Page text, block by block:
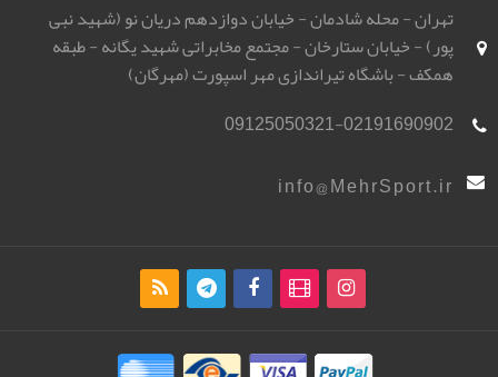
تهران - محله شادمان - خیابان دوازدهم دریان نو (شهید نبی
پور) - خیابان ستارخان - مجتمع مخابراتی شهید یگانه - طبقه
همکف - باشگاه تیراندازی مهر اسپورت (مهرگان)
09125050321-02191690902
info@MehrSport.ir